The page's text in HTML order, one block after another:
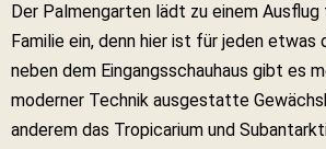
Der Palmengarten lädt zu einem Ausflug
Familie ein, denn hier ist für jeden etwas
neben dem Eingangsschauhaus gibt es
moderner Technik ausgestatte
anderem das Tropicarium und